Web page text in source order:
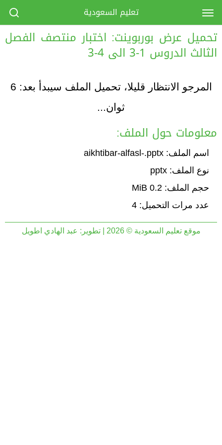
تحميل عرض بوربوينت: اختبار منتصف الفصل
الثالث الدروس 1-3 الى 4-3
المرجو الانتظار قليلا، تحميل الملف سيبدأ بعد: 6
ثوان...
معلومات حول الملف:
اسم الملف: aikhtibar-alfasl-.pptx
نوع الملف: pptx
حجم الملف: 0.2 MiB
عدد مرات التحميل: 4
موقع تعليم السعودية © 2026 | تطوير: عبد الهادي اطويل
تعليم السعودية